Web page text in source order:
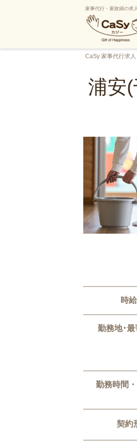
家事代行・家政婦の求
CaSy 家事代行求人
浦安
時給
勤務地･最
勤務時間
契約